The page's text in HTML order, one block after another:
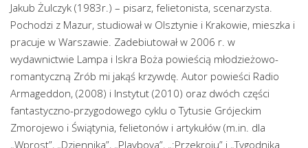
Jakub Żulczyk (1983r.) – pisarz, felietonista, scenarzysta.
Pochodzi z Mazur, studiował w Olsztynie i Krakowie, mieszka i
pracuje w Warszawie. Zadebiutował w 2006 r. w
wydawnictwie Lampa i Iskra Boża powieścią młodzieżowo-
romantyczną Zrób mi jakąś krzywdę. Autor powieści Radio
Armageddon, (2008) i Instytut (2010) oraz dwóch części
fantastyczno-przygodowego cyklu o Tytusie Grójeckim
Zmorojewo i Świątynia, felietonów i artykułów (m.in. dla
„Wprost”, „Dziennika”, „Playboya”, „:Przekroju” i „Tygodnika